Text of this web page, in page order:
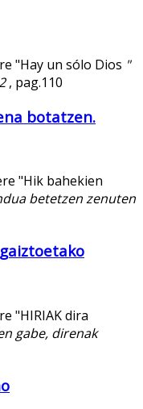
"Hay un sólo Dios "
, pag.110
botatzen.
"Hik bahekien
betetzen zenuten
"HIRIAK dira
gabe, direnak